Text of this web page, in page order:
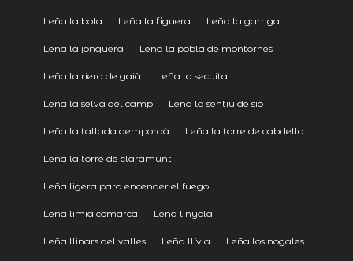
Leña la bola Leña la figuera Leña la garriga
Leña la jonquera Leña la pobla de montornès
Leña la riera de gaià Leña la secuita
Leña la selva del camp Leña la sentiu de sió
Leña la tallada dempordà Leña la torre de cabdella
Leña la torre de claramunt
Leña ligera para encender el fuego
Leña limia comarca Leña linyola
Leña llinars del valles Leña llívia Leña los nogales